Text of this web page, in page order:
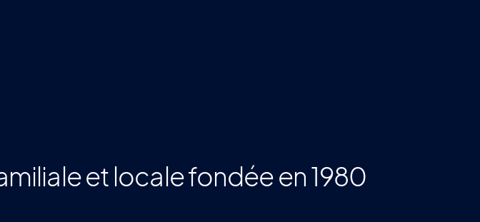
et locale fondée en 1980